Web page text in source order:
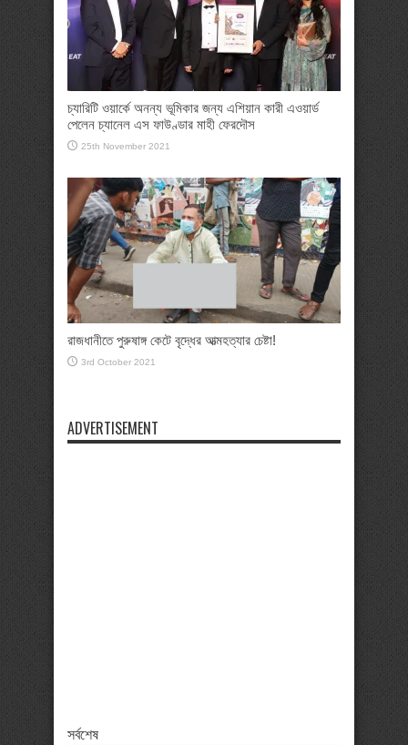
চ্যারিটি ওয়ার্কে অনন্য ভূমিকার জন্য এশিয়ান কারী এওয়ার্ড
পেলেন চ্যানেল এস ফাউণ্ডার মাহী ফেরদৌস
25th November 2021
রাজধানীতে পুরুষাঙ্গ কেটে বৃদ্ধের আত্মহত্যার চেষ্টা!
3rd October 2021
ADVERTISEMENT
সর্বশেষ